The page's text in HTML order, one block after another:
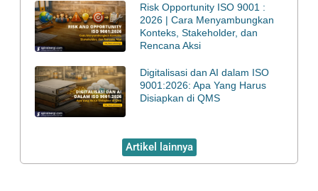
Risk Opportunity ISO 9001 :
2026 | Cara Menyambungkan
Konteks, Stakeholder, dan
Rencana Aksi
Digitalisasi dan AI dalam ISO
9001:2026: Apa Yang Harus
Disiapkan di QMS
Artikel lainnya